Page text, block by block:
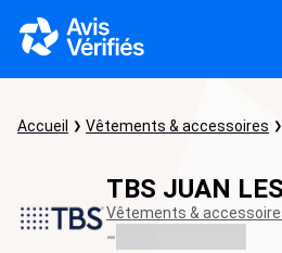
Accueil Vêtements & accessoires
TBS JUAN
Vêtements &
-